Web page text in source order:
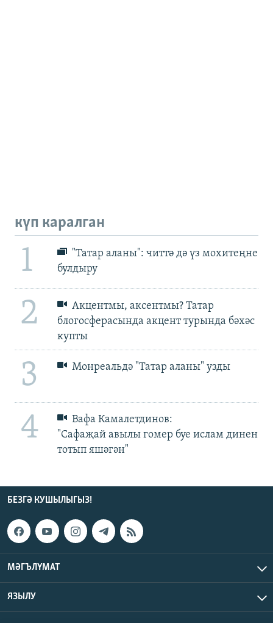
күп каралган
1
"Татар аланы": читтә дә үз мохитеңне
булдыру
2
Акцентмы, аксентмы? Татар
блогосферасында акцент турында бәхәс
купты
3 Монреальдә "Татар аланы" узды
4
Вафа Камалетдинов:
"Сафаҗай авылы гомер буе ислам динен
тотып яшәгән"
БЕЗГӘ КУШЫЛЫГЫЗ!
МӘГЪЛҮМАТ
ЯЗЫЛУ